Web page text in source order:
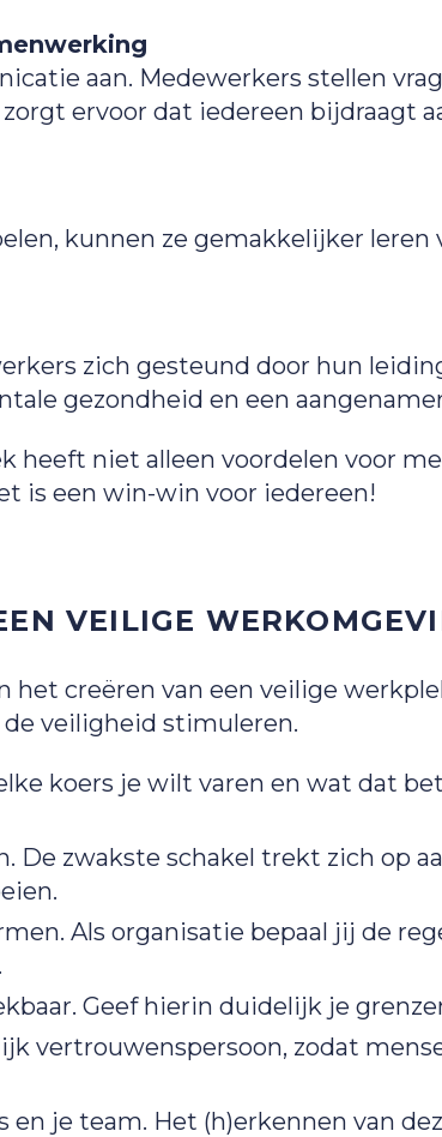
aan. Medewerkers stellen
ervoor dat iedereen bijdraagt
kunnen ze gemakkelijker
zich gesteund door hun
gezondheid en een
heeft niet alleen voordelen voor
is een win-win voor iedereen!
VEILIGE
het creëren van een veilige
veiligheid stimuleren.
koers je wilt varen en wat dat
zwakste schakel trekt zich op
Als organisatie bepaal jij de
Geef hierin duidelijk je
vertrouwenspersoon, zodat
en je team. Het (h)erkennen van